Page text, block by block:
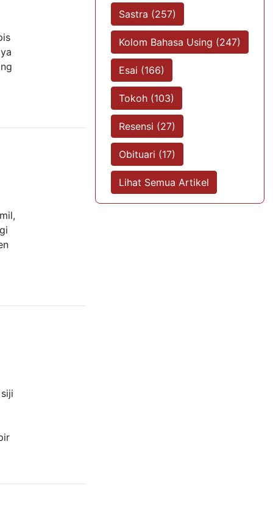
Sastra (257)
Kolom Bahasa Using (247)
Esai (166)
Tokoh (103)
Resensi (27)
Obituari (17)
Lihat Semua Artikel